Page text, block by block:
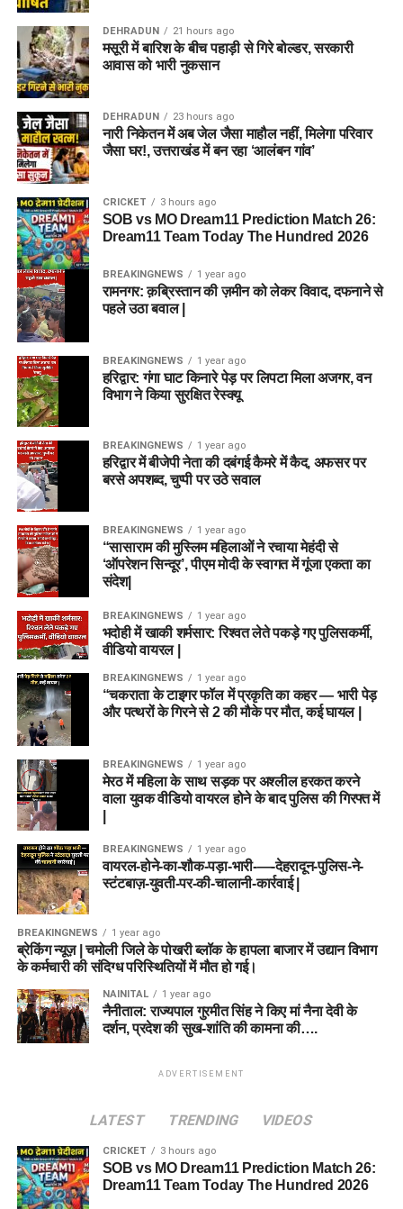
DEHRADUN 21 hours ago
मसूरी में बारिश के बीच पहाड़ी से गिरे बोल्डर, सरकारी
आवास को भारी नुकसान
DEHRADUN 23 hours ago
नारी निकेतन में अब जेल जैसा माहौल नहीं, मिलेगा परिवार
जैसा घर!, उत्तराखंड में बन रहा ‘आलंबन गांव’
CRICKET 3 hours ago
SOB vs MO Dream11 Prediction Match 26:
Dream11 Team Today The Hundred 2026
BREAKINGNEWS 1 year ago
रामनगर: क़ब्रिस्तान की ज़मीन को लेकर विवाद, दफनाने से
पहले उठा बवाल |
BREAKINGNEWS 1 year ago
हरिद्वार: गंगा घाट किनारे पेड़ पर लिपटा मिला अजगर, वन
विभाग ने किया सुरक्षित रेस्क्यू
BREAKINGNEWS 1 year ago
हरिद्वार में बीजेपी नेता की दबंगई कैमरे में कैद, अफसर पर
बरसे अपशब्द, चुप्पी पर उठे सवाल
BREAKINGNEWS 1 year ago
“सासाराम की मुस्लिम महिलाओं ने रचाया मेहंदी से
‘ऑपरेशन सिन्दूर’, पीएम मोदी के स्वागत में गूंजा एकता का
संदेश|
BREAKINGNEWS 1 year ago
भदोही में खाकी शर्मसार: रिश्वत लेते पकड़े गए पुलिसकर्मी,
वीडियो वायरल |
BREAKINGNEWS 1 year ago
“चकराता के टाइगर फॉल में प्रकृति का कहर — भारी पेड़
और पत्थरों के गिरने से 2 की मौके पर मौत, कई घायल |
BREAKINGNEWS 1 year ago
मेरठ में महिला के साथ सड़क पर अश्लील हरकत करने
वाला युवक वीडियो वायरल होने के बाद पुलिस की गिरफ्त में
BREAKINGNEWS 1 year ago
वायरल-होने-का-शौक-पड़ा-भारी-—-देहरादून-पुलिस-ने-
स्टंटबाज़-युवती-पर-की-चालानी-कार्रवाई |
BREAKINGNEWS 1 year ago
ब्रेकिंग न्यूज़ | चमोली जिले के पोखरी ब्लॉक के हापला बाजार में उद्यान विभाग
के कर्मचारी की संदिग्ध परिस्थितियों में मौत हो गई।
NAINITAL 1 year ago
नैनीताल: राज्यपाल गुरमीत सिंह ने किए मां नैना देवी के
दर्शन, प्रदेश की सुख-शांति की कामना की….
ADVERTISEMENT
LATEST TRENDING VIDEOS
CRICKET 3 hours ago
SOB vs MO Dream11 Prediction Match 26:
Dream11 Team Today The Hundred 2026